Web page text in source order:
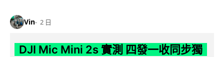
Vin 2 日
DJI Mic Mini 2s 實測 四發一收同步獨